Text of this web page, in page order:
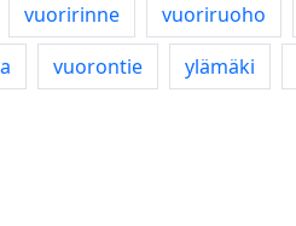
vuoririnne vuoriruoho
vuorontie ylämäki